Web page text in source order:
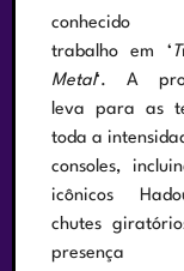
conhecido
trabalho em ‘
Metal‘. A
leva para as
toda a
consoles,
icônicos
chutes